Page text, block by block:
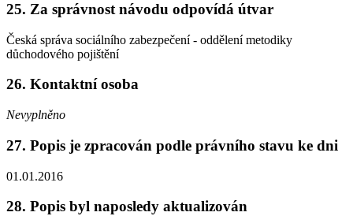
25. Za správnost návodu odpovídá útvar
Česká správa sociálního zabezpečení - oddělení metodiky
důchodového pojištění
26. Kontaktní osoba
Nevyplněno
27. Popis je zpracován podle právního stavu ke dni
01.01.2016
28. Popis byl naposledy aktualizován